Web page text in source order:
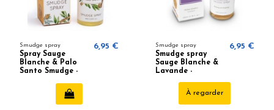
Smudge spray
Spray Sauge
Blanche & Palo
Santo Smudge -
6,95 € Smudge spray
Smudge spray
Sauge Blanche &
Lavande -
6,95 €
À regarder